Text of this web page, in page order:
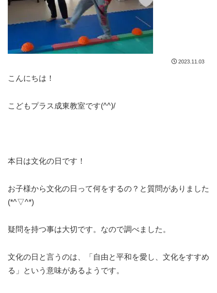
2023.11.03
こんにちは！
こどもプラス成東教室です(^^)/
本日は文化の日です！
お子様から文化の日って何をするの？と質問がありました
(*^▽^*)
疑問を持つ事は大切です。なので調べました。
文化の日と言うのは、「自由と平和を愛し、文化をすすめ
る」という意味があるようです。